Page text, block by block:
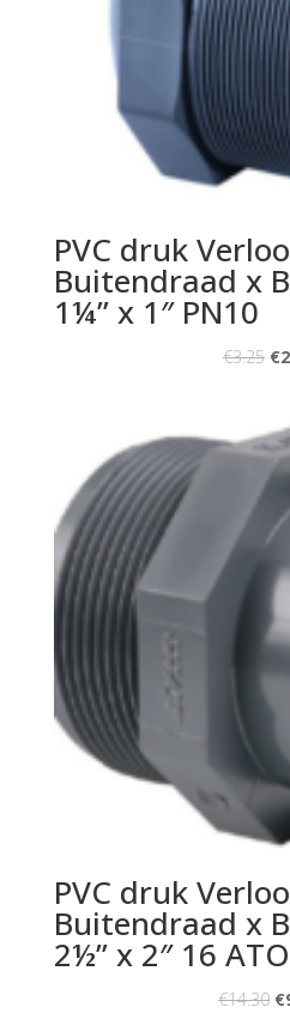
PVC druk
Buitendraad x
1¼” x 1″ PN10
€3.25 €
PVC druk
Buitendraad x
2½” x 2″ 16 ATO
€14.30 €